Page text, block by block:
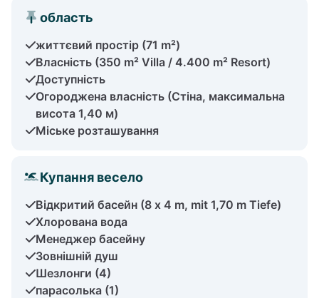
область
життєвий простір (71 m²)
Власність (350 m² Villa / 4.400 m² Resort)
Доступність
Огороджена власність (Стіна, максимальна
висота 1,40 м)
Міське розташування
Купання весело
Відкритий басейн (8 x 4 m, mit 1,70 m Tiefe)
Хлорована вода
Менеджер басейну
Зовнішній душ
Шезлонги (4)
парасолька (1)